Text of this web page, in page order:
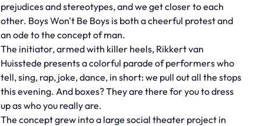
prejudices and stereotypes, and we get closer to each
other. Boys Won't Be Boys is both a cheerful protest and
an ode to the concept of man.
The initiator, armed with killer heels, Rikkert van
Huisstede presents a colorful parade of performers who
tell, sing, rap, joke, dance, in short: we pull out all the stops
this evening. And boxes? They are there for you to dress
up as who you really are.
The concept grew into a large social theater project in